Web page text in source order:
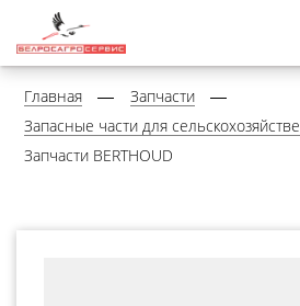
Главная
Запчасти
Запасные части для
Запчасти BERTHOUD